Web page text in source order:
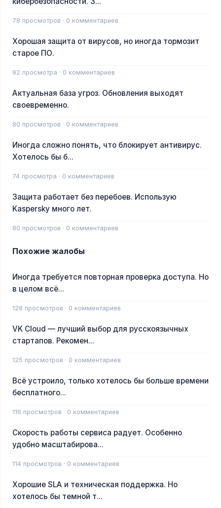
78 просмотров · 0 комментариев
Хорошая защита от вирусов, но иногда тормозит
старое ПО.
92 просмотра · 0 комментариев
Актуальная база угроз. Обновления выходят
своевременно.
80 просмотров · 0 комментариев
Иногда сложно понять, что блокирует антивирус.
Хотелось бы б...
74 просмотра · 0 комментариев
Защита работает без перебоев. Использую
Kaspersky много лет.
80 просмотров · 0 комментариев
Похожие жалобы
Иногда требуется повторная проверка доступа. Но
в целом всё...
128 просмотров · 0 комментариев
VK Cloud — лучший выбор для русскоязычных
стартапов. Рекомен...
125 просмотров · 0 комментариев
Всё устроило, только хотелось бы больше времени
бесплатного...
116 просмотров · 0 комментариев
Скорость работы сервиса радует. Особенно
удобно масштабирова...
114 просмотров · 0 комментариев
Хорошие SLA и техническая поддержка. Но
хотелось бы темной т...